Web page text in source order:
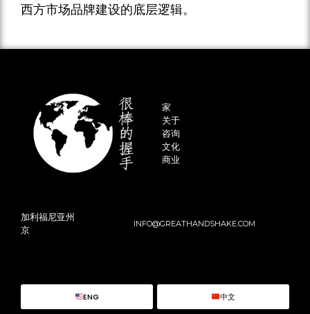
西方市场品牌建设的底层逻辑。
家
关于
咨询
文化
商业
加利福尼亚州
京
INFO@GREATHANDSHAKE.COM
ENG 中文